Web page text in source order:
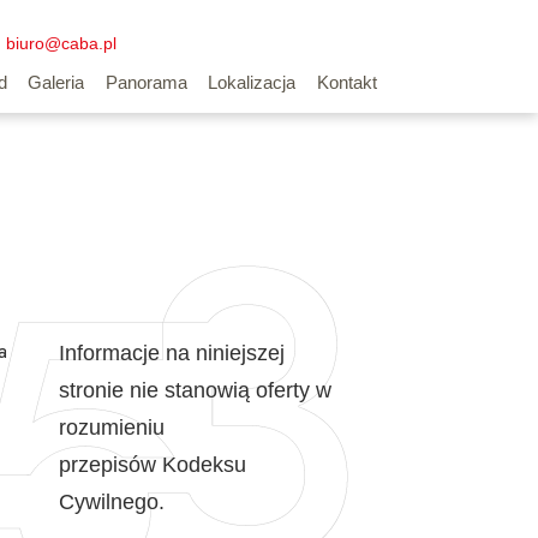
biuro@caba.pl
Kontakt
Lokalizacja
Panorama
Galeria
Informacje na niniejszej
stronie nie stanowią oferty w
rozumieniu
przepisów Kodeksu
Cywilnego.